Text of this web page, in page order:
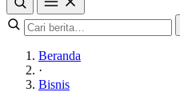
Beranda
·
Bisnis